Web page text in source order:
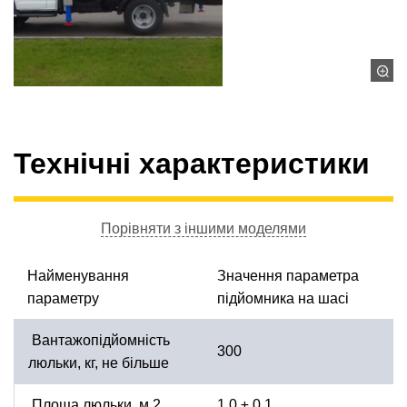
Технічні характеристики
Порівняти з іншими моделями
Найменування
параметру
Значення параметра
підйомника на шасі
Вантажопідйомність
люльки, кг, не більше
300